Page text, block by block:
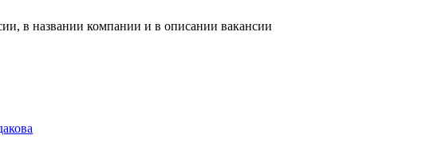
в названии компании и в описании вакансии